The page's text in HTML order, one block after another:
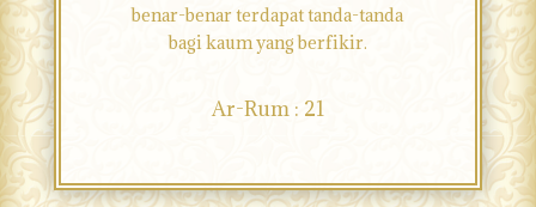
benar-benar terdapat tanda-tanda
bagi kaum yang berfikir.
Ar-Rum : 21